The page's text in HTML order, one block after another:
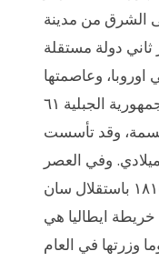
الشرق من مدينة
ثاني دولة مستقلة
وعاصمتها
ايضا تسمى سان مارينو. مساحة هذه الجمهورية الجبلية ٦١
مربع وعدد سكانها ٣٣٤٠٠ نسمة، وقد تأسست
وفي العصر
الحديث، اعترف مؤتمر فيينا في العام ١٨١٥ باستقلال سان
خريطة ايطاليا هي
وزرتها في العام